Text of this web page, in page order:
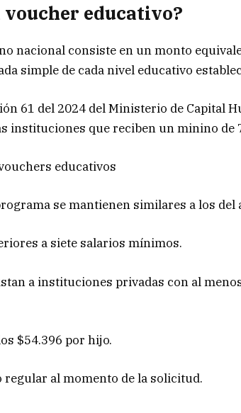
voucher educativo?
nacional consiste en un monto
simple de cada nivel educativo
61 del 2024 del Ministerio de Capital
instituciones que reciben un minino de
educativos
se mantienen similares a los del
a siete salarios mínimos.
a instituciones privadas con al
$54.396 por hijo.
al momento de la solicitud.